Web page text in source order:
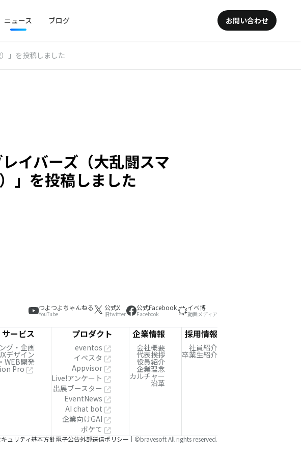
ニュース ブログ お問い合わせ
」を投稿しました
イバーズ（大乱闘スマ
」を投稿しました
つよつよちゃんねる
YouTube
公式X
旧twitter
公式Facebook
Facebook
イベ博
動画メディア
サービス
グ・企画
デザイン
WEB開発
Pro
プロダクト
eventos
イベスタ
Appvisor
Live!アンケート
出展ブースター
EventNews
AI chat bot
企業向けGAI
ボケて
企業情報
会社概要
代表挨拶
役員紹介
企業理念
カルチャー
沿革
採用情報
社員紹介
卒業生紹介
ュリティ基本方針電子公告外部送信ポリシー ©bravesoft All rights reserved.